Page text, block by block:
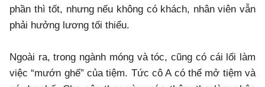
phần thì tốt, nhưng nếu không có khách, nhân viên vẫn
phải hưởng lương tối thiểu.
Ngoài ra, trong ngành móng và tóc, cũng có cái lối làm
việc “mướn ghế” của tiệm. Tức cô A có thể mở tiệm và